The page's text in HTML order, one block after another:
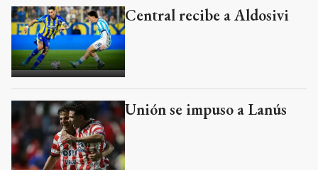
Central recibe a Aldosivi
Unión se impuso a Lanús